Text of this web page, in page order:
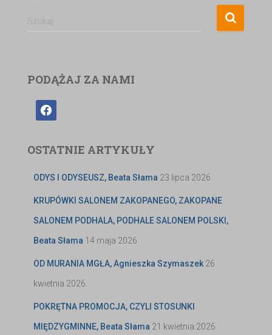
PODĄŻAJ ZA NAMI
OSTATNIE ARTYKUŁY
ODYS I ODYSEUSZ, Beata Słama 23 lipca 2026
KRUPÓWKI SALONEM ZAKOPANEGO, ZAKOPANE
SALONEM PODHALA, PODHALE SALONEM POLSKI,
Beata Słama 14 maja 2026
OD MURANIA MGŁA, Agnieszka Szymaszek 26
kwietnia 2026
POKRĘTNA PROMOCJA, CZYLI STOSUNKI
MIĘDZYGMINNE, Beata Słama 21 kwietnia 2026